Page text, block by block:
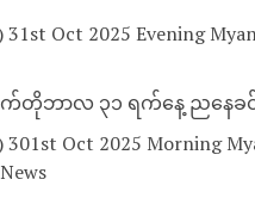
31st Oct 2025 Evening
က်တိုဘာလ ၃၁ ရက်နေ့ ညနေခ
301st Oct 2025 Morning